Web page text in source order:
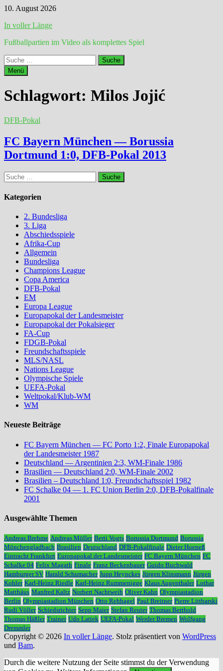
Zum
springen
10. August 2026
In voller Länge
Fußballpartien im Video als komplettes Spiel
Suche
nach:
Menü
Schlagwort: Milos Jojić
DFB-Pokal
FC Bayern München — Borussia
Dortmund 1:0, DFB-Pokal 2013
Suche
nach:
Kategorien
2. Bundesliga
3. Liga
Abschiedsspiele
Afrika-Cup
Allgemein
Bundesliga
Champions League
Copa America
DFB-Pokal
EM
Europa League
Europapokal der Landesmeister
Europapokal der Pokalsieger
FA-Cup
FDGB-Pokal
Freundschaftsspiele
MLS/NASL
Nations League
Olympische Spiele
UEFA-Pokal
Weltpokal/Klub-WM
WM
Neueste Beiträge
FC Bayern München — FC Porto 1:2, Finale Europapokal
der Landesmeister 1987
Deutschland — Argentinien 2:3, WM-Finale 1986
Brasilien — Deutschland 2:0, WM-Finale 2002
Brasilien – Deutschland 1:0, Freundschaftsspiel 1982
FC Schalke 04 — 1. FC Union Berlin 2:0, DFB-Pokalfinale
2001
Ausgewählte Themen
Andreas Brehme Andreas Möller Berti Vogts Borussia Dortmund Borussia
Mönchengladbach Brasilien Deutschland DFB-Pokalfinale Dieter Hoeneß
Eintracht Frankfurt Europapokal der Landesmeister FC Bayern München FC
Schalke 04 Felix Magath Finale Franz Beckenbauer Guido Buchwald
Hamburger SV Harald Schumacher Jupp Heynckes Jürgen Klinsmann Jürgen
Kohler Karl-Heinz Riedle Karl-Heinz Rummenigge Klaus Augenthaler Lothar
Matthäus Manfred Kaltz Norbert Nachtweih Oliver Kahn Olympiastadion
Berlin Olympiastadion München Otto Rehhagel Paul Breitner Pierre Littbarski
Rudi Völler Schiedsrichter Sepp Maier Stefan Reuter Thomas Berthold
Thomas Häßler Trainer Udo Lattek UEFA-Pokal Werder Bremen Wolfgang
Dremmler
Copyright © 2026 In voller Länge. Stolz präsentiert von WordPress
und Bam.
Durch die weitere Nutzung der Seite stimmst du der Verwendung